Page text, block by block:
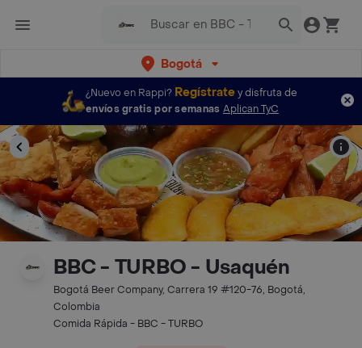
Bogotá
¿Nuevo en Rappi? Regístratey disfruta de
envíos gratis por semanas Aplican TyC
BBC - TURBO - Usaquén
Bogotá Beer Company, Carrera 19 #120-76, Bogotá,
Colombia
Comida Rápida - BBC - TURBO